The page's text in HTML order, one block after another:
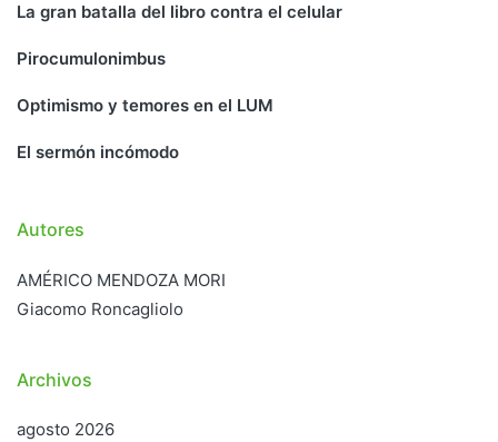
La gran batalla del libro contra el celular
Pirocumulonimbus
Optimismo y temores en el LUM
El sermón incómodo
Autores
AMÉRICO MENDOZA MORI
Giacomo Roncagliolo
Archivos
agosto 2026